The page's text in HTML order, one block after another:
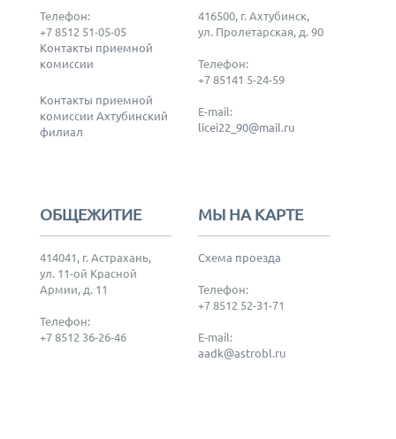
Телефон:
+7 8512 51-05-05
Контакты приемной
комиссии
Контакты приемной
комиссии Ахтубинский
филиал
416500, г. Ахтубинск,
ул. Пролетарская, д. 90
Телефон:
+7 85141 5-24-59
E-mail:
licei22_90@mail.ru
ОБЩЕЖИТИЕ
414041, г. Астрахань,
ул. 11-ой Красной
Армии, д. 11
Телефон:
+7 8512 36-26-46
МЫ НА КАРТЕ
Схема проезда
Телефон:
+7 8512 52-31-71
E-mail:
aadk@astrobl.ru